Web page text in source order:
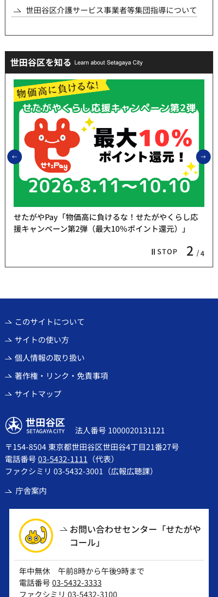
世田谷区介護サービス事業者等集団指導について
世田谷区を知る
前のスライドを表示
STOP 2 4
せたがやPay「物価高に負けるな！せたがやくらし応
援キャンペーン第2弾（最大10％ポイント還元）」
このサイトについて
サイトの使い方
個人情報の取り扱い
著作権・リンク・免責事項
サイトマップ
世田谷区
法人番号 1000020131121
〒154-8504 東京都世田谷区世田谷4丁目21番27号
電話番号03-5432-1111 （代表）
ファクシミリ 03-5432-3001（広報広聴課）
庁舎案内
お問い合わせセンター「せたがや
コール」
年中無休 午前8時から午後9時まで
電話番号03-5432-3333
ファクシミリ 03-5432-3100